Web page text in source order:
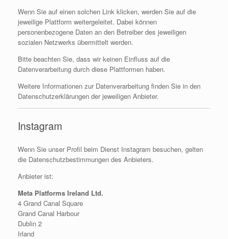
Wenn Sie auf einen solchen Link klicken, werden Sie auf die
jeweilige Plattform weitergeleitet. Dabei können
personenbezogene Daten an den Betreiber des jeweiligen
sozialen Netzwerks übermittelt werden.
Bitte beachten Sie, dass wir keinen Einfluss auf die
Datenverarbeitung durch diese Plattformen haben.
Weitere Informationen zur Datenverarbeitung finden Sie in den
Datenschutzerklärungen der jeweiligen Anbieter.
Instagram
Wenn Sie unser Profil beim Dienst Instagram besuchen, gelten
die Datenschutzbestimmungen des Anbieters.
Anbieter ist:
Meta Platforms Ireland Ltd.
4 Grand Canal Square
Grand Canal Harbour
Dublin 2
Irland